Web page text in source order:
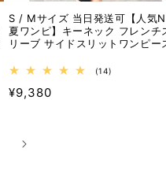
S / Mサイズ 当日発送可【人気
夏ワンピ】キーネック フレンチ
リーブ サイドスリットワンピー
(14)
通
¥9,380